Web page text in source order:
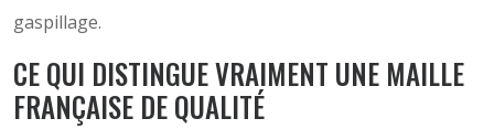
gaspillage.
CE QUI DISTINGUE VRAIMENT UNE MAILLE
FRANÇAISE DE QUALITÉ